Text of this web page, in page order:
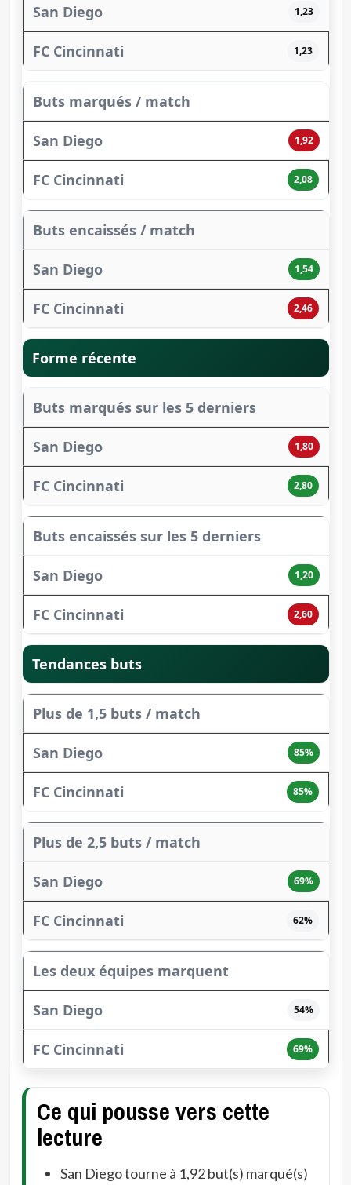
1,23
1,23
Buts marqués / match
1,92
2,08
Buts encaissés / match
1,54
2,46
Forme récente
Buts marqués sur les 5 derniers
1,80
2,80
Buts encaissés sur les 5 derniers
1,20
2,60
Tendances buts
Plus de 1,5 buts / match
85%
85%
Plus de 2,5 buts / match
69%
62%
Les deux équipes marquent
54%
69%
Ce qui pousse vers cette
lecture
San Diego tourne à 1,92 but(s) marqué(s)